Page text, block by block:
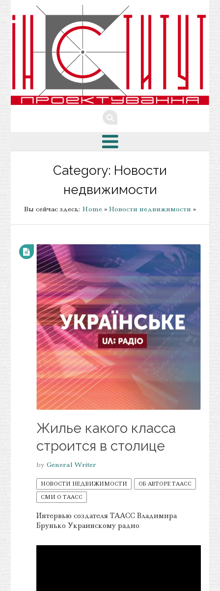
Category: Новости
недвижимости
Вы сейчас здесь: Home » Новости недвижимости »
Жилье какого класса
строится в столице
by General Writer
НОВОСТИ НЕДВИЖИМОСТИ
ОБ АВТОРЕ ТААСС
СМИ О ТААСС
Интервью создателя ТААСС Владимира
Брунько Украинскому радио